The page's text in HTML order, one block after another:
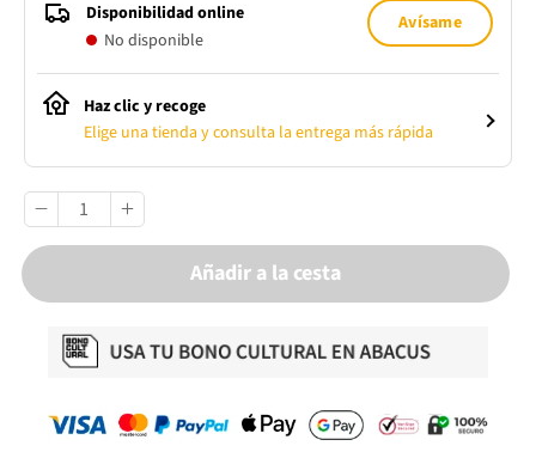
Disponibilidad online
No disponible
Avísame
Haz clic y recoge
Elige una tienda y consulta la entrega más rápida
Añadir a la cesta